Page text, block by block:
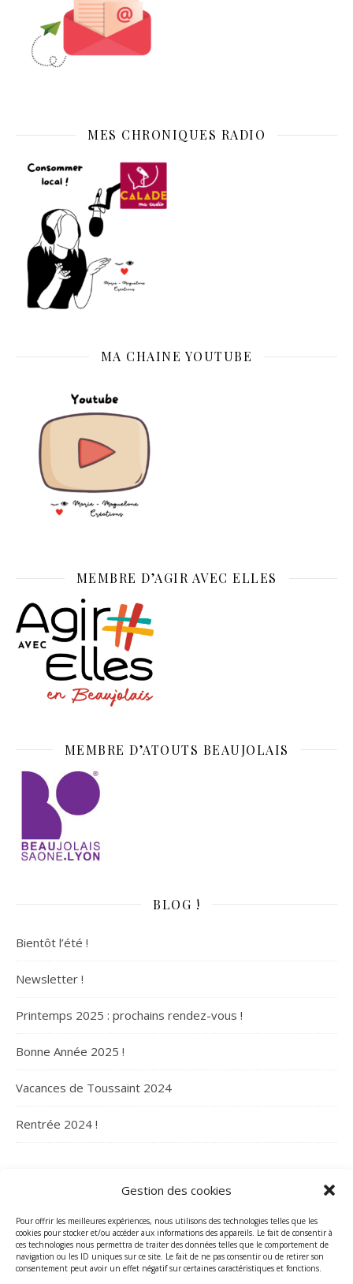
Gestion des cookies
Pour offrir les meilleures expériences, nous utilisons des technologies telles que les
cookies pour stocker et/ou accéder aux informations des appareils. Le fait de consentir à
ces technologies nous permettra de traiter des données telles que le comportement de
navigation ou les ID uniques sur ce site. Le fait de ne pas consentir ou de retirer son
consentement peut avoir un effet négatif sur certaines caractéristiques et fonctions.
MES CHRONIQUES RADIO
MA CHAINE YOUTUBE
MEMBRE D’AGIR AVEC ELLES
MEMBRE D’ATOUTS BEAUJOLAIS
BLOG !
Bientôt l’été !
Newsletter !
Printemps 2025 : prochains rendez-vous !
Bonne Année 2025 !
Vacances de Toussaint 2024
Rentrée 2024 !
ARCHIVES
Archives